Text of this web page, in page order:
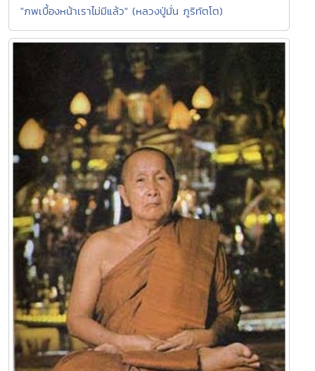
"ภพเบื้องหน้าเราไม่มีแล้ว" (หลวงปู่มั่น ภูริทัตโต)